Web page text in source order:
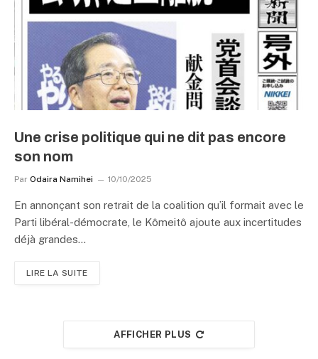
Une crise politique qui ne dit pas encore
son nom
Par Odaira Namihei 10/10/2025
En annonçant son retrait de la coalition qu’il formait avec le
Parti libéral-démocrate, le Kômeitô ajoute aux incertitudes
déjà grandes…
LIRE LA SUITE
AFFICHER PLUS